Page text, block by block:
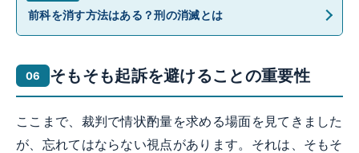
前科を消す方法はある？刑の消滅とは
そもそも起訴を避けることの重要性
ここまで、裁判で情状酌量を求める場面を見てきました
が、忘れてはならない視点があります。それは、そもそ